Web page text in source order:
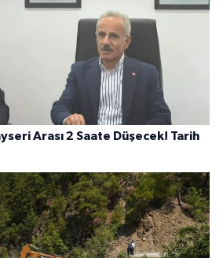
Arası 2 Saate Düşecek! Tarih